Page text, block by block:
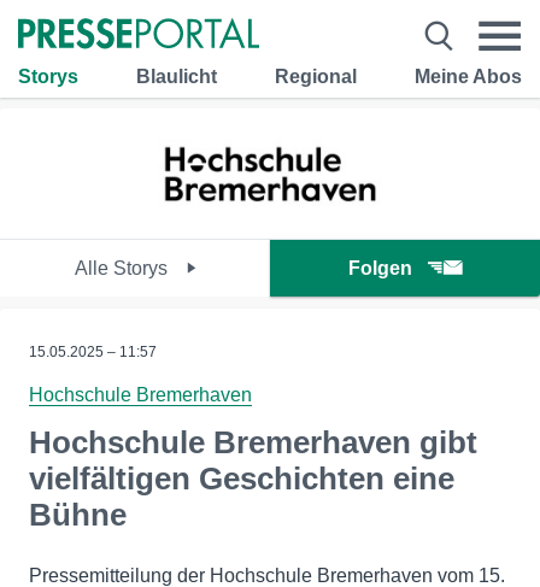
Storys Blaulicht Regional Meine Abos
Alle Storys Folgen
15.05.2025 – 11:57
Hochschule Bremerhaven
Hochschule Bremerhaven gibt
vielfältigen Geschichten eine
Bühne
Pressemitteilung der Hochschule Bremerhaven vom 15.